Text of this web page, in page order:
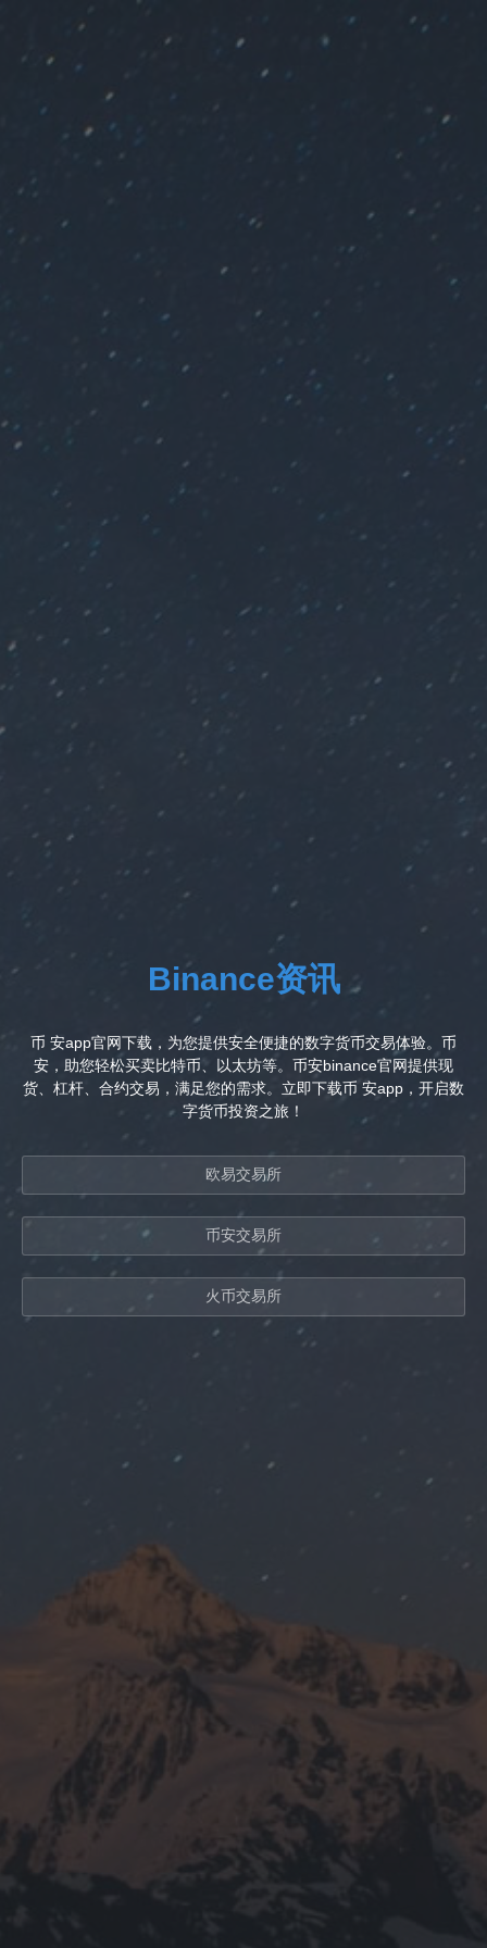
Binance资讯
币 安app官网下载，为您提供安全便捷的数字货币交易体验。币
安，助您轻松买卖比特币、以太坊等。币安binance官网提供现
货、杠杆、合约交易，满足您的需求。立即下载币 安app，开启数
字货币投资之旅！
欧易交易所
币安交易所
火币交易所